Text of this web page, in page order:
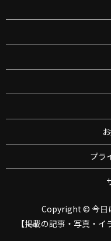
プラ
Copyright © 今日
【掲載の記事・写真・